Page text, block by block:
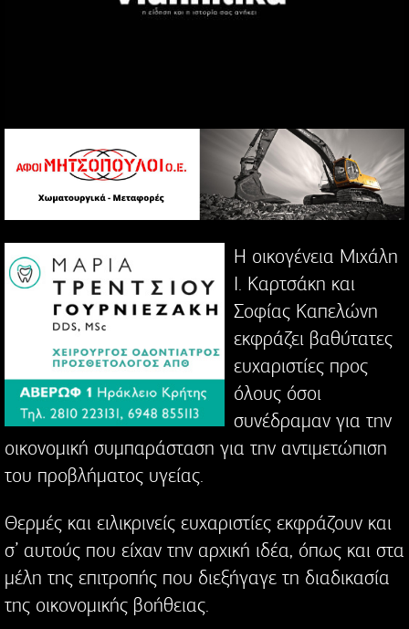
Η οικογένεια Μιχάλη
Ι. Καρτσάκη και
Σοφίας Καπελώνη
εκφράζει βαθύτατες
ευχαριστίες προς
όλους όσοι
συνέδραμαν για την
οικονομική συμπαράσταση για την αντιμετώπιση
του προβλήματος υγείας.
Θερμές και ειλικρινείς ευχαριστίες εκφράζουν και
σ’ αυτούς που είχαν την αρχική ιδέα, όπως και στα
μέλη της επιτροπής που διεξήγαγε τη διαδικασία
της οικονομικής βοήθειας.